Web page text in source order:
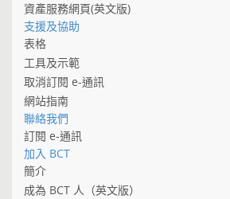
資產服務網頁(英文版)
支援及協助
表格
工具及示範
取消訂閱 e-通訊
網站指南
聯絡我們
訂閱 e-通訊
加入 BCT
簡介
成為 BCT 人（英文版）